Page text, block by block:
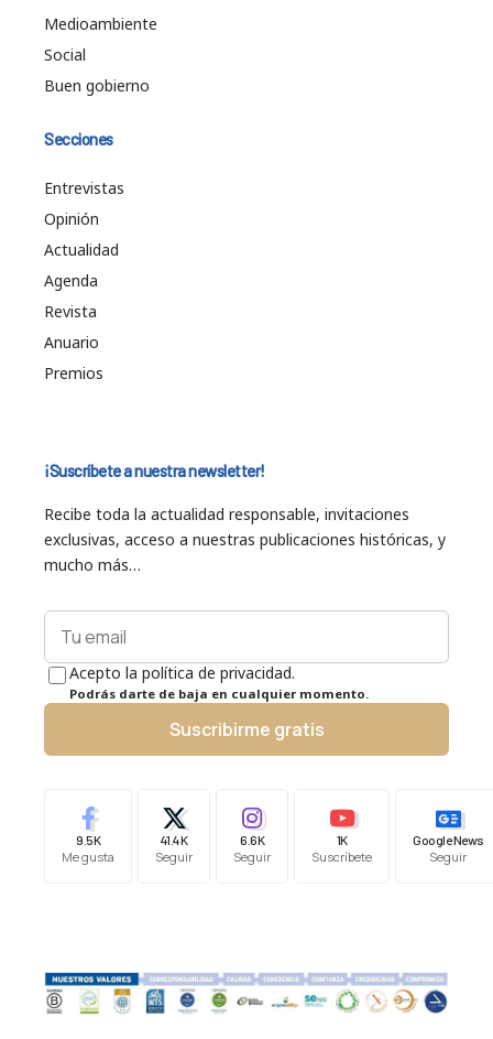
Medioambiente
Social
Buen gobierno
Secciones
Entrevistas
Opinión
Actualidad
Agenda
Revista
Anuario
Premios
¡Suscríbete a nuestra newsletter!
Recibe toda la actualidad responsable, invitaciones
exclusivas, acceso a nuestras publicaciones históricas, y
mucho más…
Acepto la política de privacidad.
Podrás darte de baja en cualquier momento.
Suscribirme gratis
9.5K
Me gusta
41.4K
Seguir
6.6K
Seguir
1K
Suscríbete
Google News
Seguir